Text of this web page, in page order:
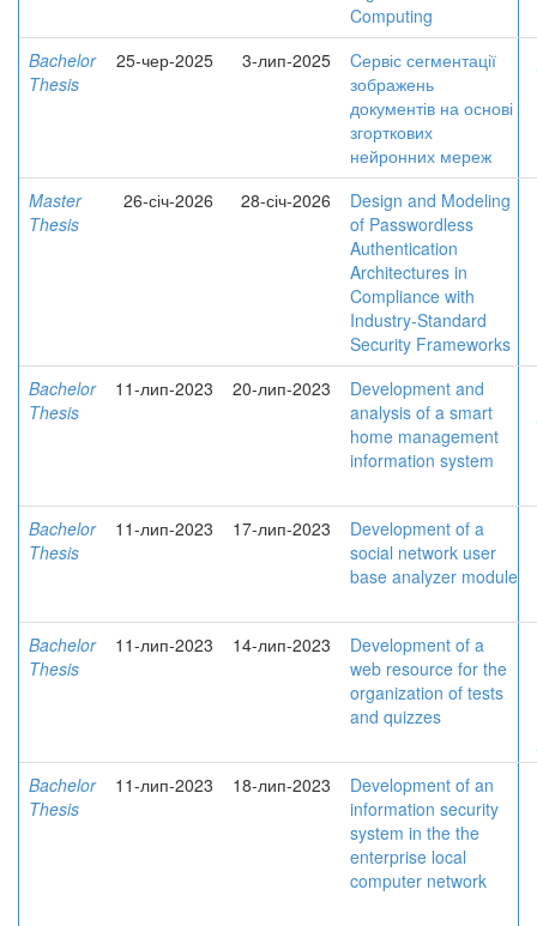
Computing
Bachelor
Thesis
25-чер-2025 3-лип-2025
Cервіс сегментації
зображень
документів на основі
згорткових
нейронних мереж
Master
Thesis
26-січ-2026 28-січ-2026
Design and Modeling
of Passwordless
Authentication
Architectures in
Compliance with
Industry-Standard
Security Frameworks
Bachelor
Thesis
11-лип-2023 20-лип-2023
Development and
analysis of a smart
home management
information system
Bachelor
Thesis
11-лип-2023 17-лип-2023
Development of a
social network user
base analyzer module
Bachelor
Thesis
11-лип-2023 14-лип-2023
Development of a
web resource for the
organization of tests
and quizzes
Bachelor
Thesis
11-лип-2023 18-лип-2023
Development of an
information security
system in the the
enterprise local
computer network